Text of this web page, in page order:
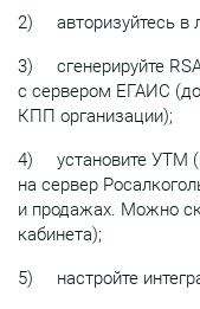
2) авторизуйтесь в
3) сгенерируйте
с сервером ЕГАИС
КПП организации);
4) установите УТМ
на сервер
и продажах. Можно
кабинета);
5) настройте